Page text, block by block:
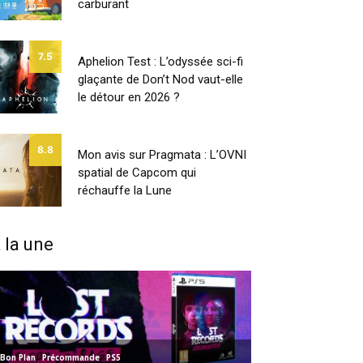
carburant
7.5
Aphelion Test : L’odyssée sci-fi
glaçante de Don’t Nod vaut-elle
le détour en 2026 ?
8.8
Mon avis sur Pragmata : L’OVNI
spatial de Capcom qui
réchauffe la Lune
la une